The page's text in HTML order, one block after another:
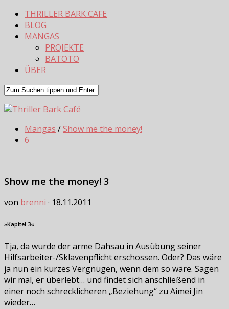
THRILLER BARK CAFE
BLOG
MANGAS
PROJEKTE
BATOTO
ÜBER
Mangas /Show me the money!
6
Show me the money! 3
von brenni · 18.11.2011
»Kapitel 3«
Tja, da wurde der arme Dahsau in Ausübung seiner
Hilfsarbeiter-/Sklavenpflicht erschossen. Oder? Das wäre
ja nun ein kurzes Vergnügen, wenn dem so wäre. Sagen
wir mal, er überlebt… und findet sich anschließend in
einer noch schrecklicheren „Beziehung“ zu Aimei Jin
wieder…